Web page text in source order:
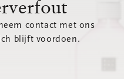
contact met ons
blijft voordoen.